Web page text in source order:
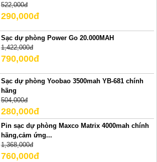
522,000đ
290,000đ
Sạc dự phòng Power Go 20.000MAH
1,422,000đ
790,000đ
Sạc dự phòng Yoobao 3500mah YB-681 chính
hãng
504,000đ
280,000đ
Pin sạc dự phòng Maxco Matrix 4000mah chính
hãng,cảm ứng...
1,368,000đ
760,000đ